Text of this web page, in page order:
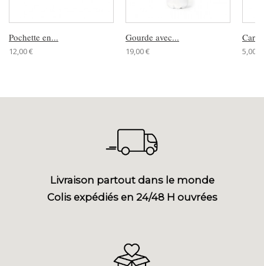
Pochette en...
12,00 €
Gourde avec...
19,00 € 5,00 €
Livraison partout dans le monde
Colis expédiés en 24/48 H ouvrées